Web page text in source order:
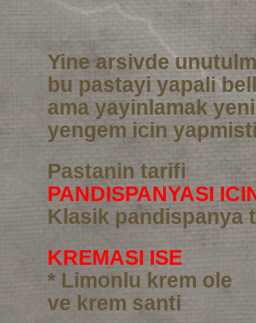
Yine arsivde
bu pastayi yapali
ama yayinlamak
yengem icin
Pastanin tarifi
PANDISPANYASI
Klasik pandispanya
KREMASI ISE
* Limonlu krem ole
ve krem santi